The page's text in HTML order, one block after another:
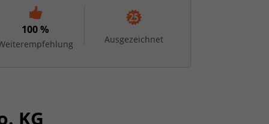
100 %
Ausgezeichnet
KG